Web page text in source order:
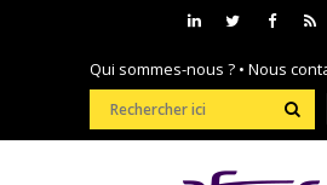
Qui sommes-nous ? • Nous